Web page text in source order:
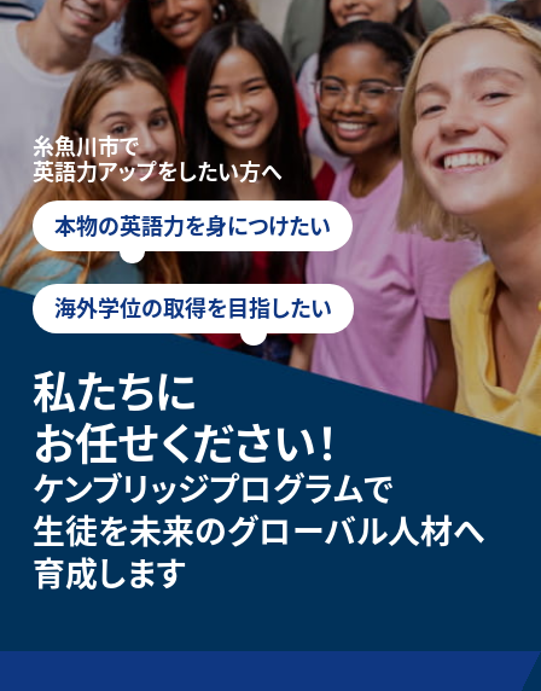
糸魚川市で
英語力アップをしたい方へ
本物の英語力を身につけたい
海外学位の取得を目指したい
私たちに
お任せください！
ケンブリッジプログラムで
生徒を未来のグローバル人材へ
育成します